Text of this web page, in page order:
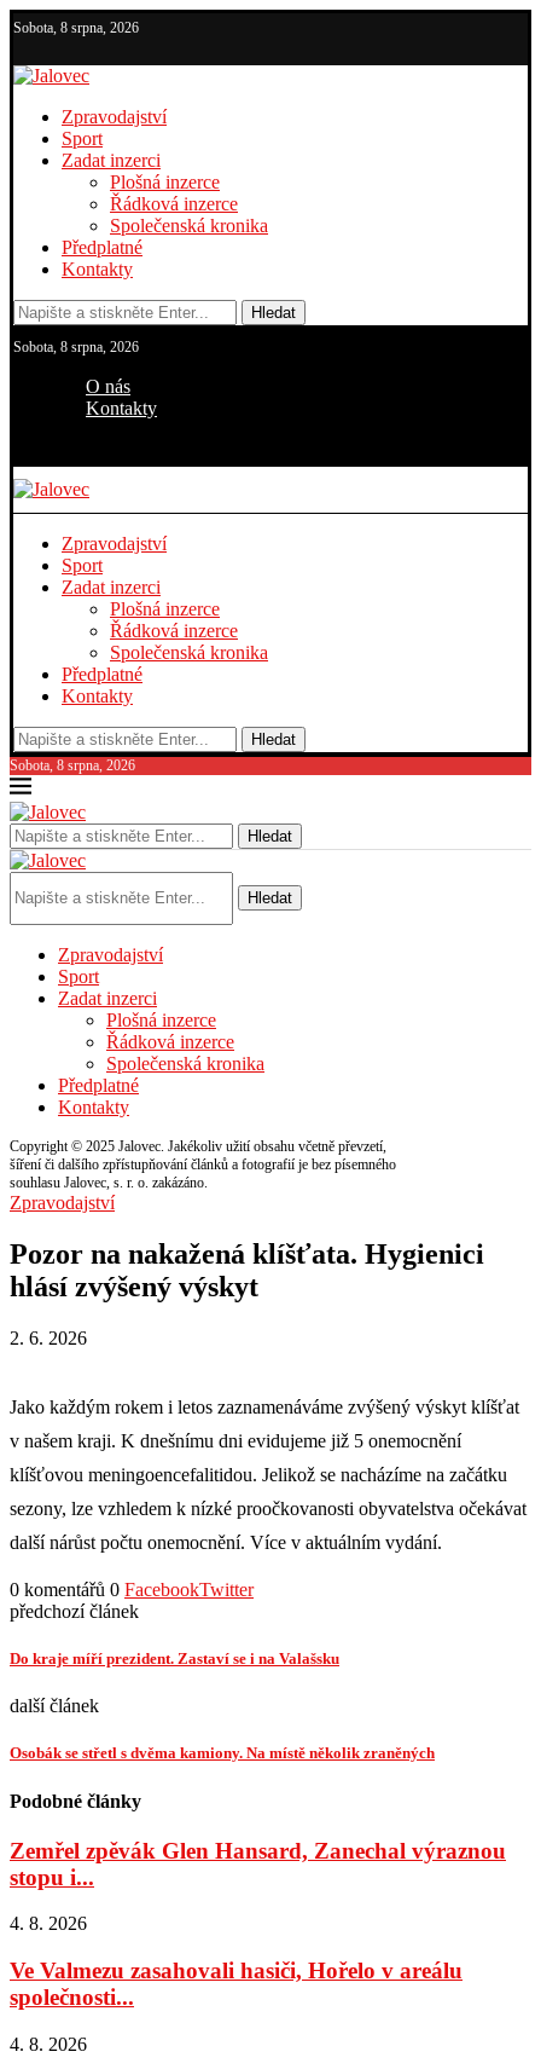
Sobota, 8 srpna, 2026
Zpravodajství
Sport
Zadat inzerci
Plošná inzerce
Řádková inzerce
Společenská kronika
Předplatné
Kontakty
Hledat
Sobota, 8 srpna, 2026
O nás
Kontakty
Zpravodajství
Sport
Zadat inzerci
Plošná inzerce
Řádková inzerce
Společenská kronika
Předplatné
Kontakty
Hledat
Sobota, 8 srpna, 2026
Hledat
Hledat
Zpravodajství
Sport
Zadat inzerci
Plošná inzerce
Řádková inzerce
Společenská kronika
Předplatné
Kontakty
Copyright © 2025 Jalovec. Jakékoliv užití obsahu včetně převzetí,
šíření či dalšího zpřístupňování článků a fotografií je bez písemného
souhlasu Jalovec, s. r. o. zakázáno.
Zpravodajství
Pozor na nakažená klíšťata. Hygienici
hlásí zvýšený výskyt
2. 6. 2026
Jako každým rokem i letos zaznamenáváme zvýšený výskyt klíšťat
v našem kraji. K dnešnímu dni evidujeme již 5 onemocnění
klíšťovou meningoencefalitidou. Jelikož se nacházíme na začátku
sezony, lze vzhledem k nízké proočkovanosti obyvatelstva očekávat
další nárůst počtu onemocnění. Více v aktuálním vydání.
0 komentářů 0 FacebookTwitter
předchozí článek
Do kraje míří prezident. Zastaví se i na Valašsku
další článek
Osobák se střetl s dvěma kamiony. Na místě několik zraněných
Podobné články
Zemřel zpěvák Glen Hansard, Zanechal výraznou
stopu i...
4. 8. 2026
Ve Valmezu zasahovali hasiči, Hořelo v areálu
společnosti...
4. 8. 2026